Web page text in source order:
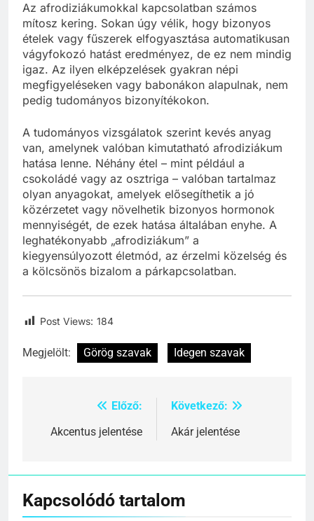
Az afrodiziákumokkal kapcsolatban számos
mítosz kering. Sokan úgy vélik, hogy bizonyos
ételek vagy fűszerek elfogyasztása automatikusan
vágyfokozó hatást eredményez, de ez nem mindig
igaz. Az ilyen elképzelések gyakran népi
megfigyeléseken vagy babonákon alapulnak, nem
pedig tudományos bizonyítékokon.
A tudományos vizsgálatok szerint kevés anyag
van, amelynek valóban kimutatható afrodiziákum
hatása lenne. Néhány étel – mint például a
csokoládé vagy az osztriga – valóban tartalmaz
olyan anyagokat, amelyek elősegíthetik a jó
közérzetet vagy növelhetik bizonyos hormonok
mennyiségét, de ezek hatása általában enyhe. A
leghatékonyabb „afrodiziákum” a
kiegyensúlyozott életmód, az érzelmi közelség és
a kölcsönös bizalom a párkapcsolatban.
Post Views: 184
Megjelölt: Görög szavak Idegen szavak
Bejegyzés
navigáció
Előző:
Akcentus jelentése
Következő:
Akár jelentése
Kapcsolódó tartalom